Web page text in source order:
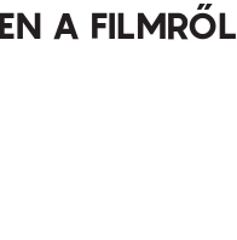
A FILMRŐL